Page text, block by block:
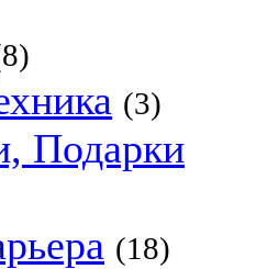
(3)
Подарки
(18)